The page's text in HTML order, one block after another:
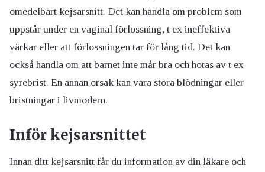
omedelbart kejsarsnitt. Det kan handla om problem som
uppstår under en vaginal förlossning, t ex ineffektiva
värkar eller att förlossningen tar för lång tid. Det kan
också handla om att barnet inte mår bra och hotas av t ex
syrebrist. En annan orsak kan vara stora blödningar eller
bristningar i livmodern.
Inför kejsarsnittet
Innan ditt kejsarsnitt får du information av din läkare och